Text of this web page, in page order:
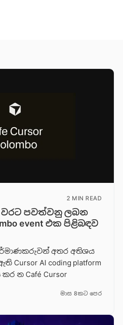
2 MIN READ
වරට පවත්වනු ලබන
event එක පිළිබඳව
නිර්මාණකරුවන් අතර අතිශය
AI coding platform
න Café Cursor
මාස 8කට පෙර